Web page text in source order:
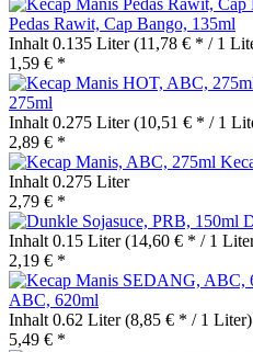
Pedas Rawit, Cap Bango, 135ml
Inhalt 0.135 Liter(11,78 € * / 1
1,59 € *
275ml
Inhalt 0.275 Liter(10,51 € * / 1
2,89 € *
Inhalt 0.275 Liter
2,79 € *
Inhalt 0.15 Liter(14,60 € * / 1
2,19 € *
ABC, 620ml
Inhalt 0.62 Liter(8,85 € * / 1 Liter)
5,49 € *